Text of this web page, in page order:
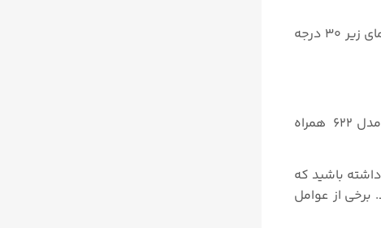
فشارسنج testo ۶۲۲ مناسب برای جوهای متراکم نمی باشد. این تجهیزات برای استفاده مداوم در رطوبت بالا (RH> ۸۰ % در دمای زیر ۳۰ درجه
عوامل متعددی بر قیمت فشارسنج تستو ۶۲۲ علاوه بر شرایط بازار و نوسانات دلار تاثیرگذار است. همچنین رطوبت سنج تستو مدل ۶۲۲ همراه
باشید که
برخی از عوامل